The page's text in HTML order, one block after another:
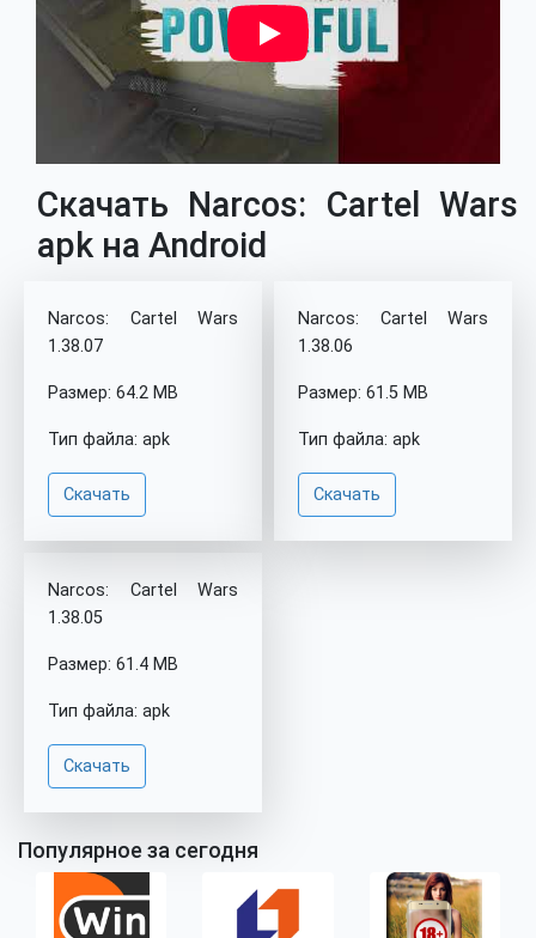
Скачать Narcos: Cartel Wars
apk на Android
Narcos: Cartel Wars
1.38.07
Размер: 64.2 MB
Тип файла: apk
Скачать
Narcos: Cartel Wars
1.38.06
Размер: 61.5 MB
Тип файла: apk
Скачать
Narcos: Cartel Wars
1.38.05
Размер: 61.4 MB
Тип файла: apk
Скачать
Популярное за сегодня